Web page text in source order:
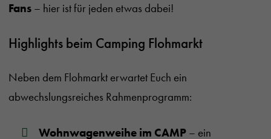
Fans – hier ist für jeden etwas dabei!
Highlights beim Camping Flohmarkt
Neben dem Flohmarkt erwartet Euch ein
abwechslungsreiches Rahmenprogramm:
Wohnwagenweihe im CAMP– ein